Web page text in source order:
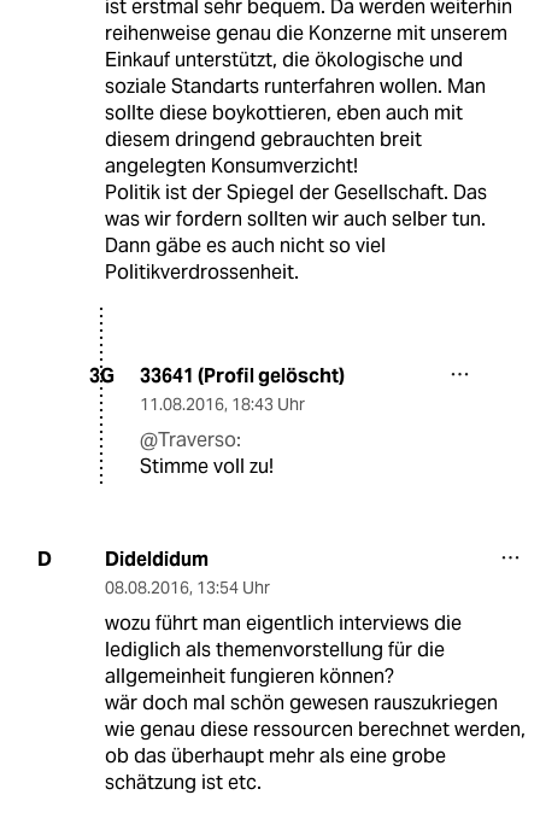
ist erstmal sehr bequem. Da werden weiterhin
reihenweise genau die Konzerne mit unserem
Einkauf unterstützt, die ökologische und
soziale Standarts runterfahren wollen. Man
sollte diese boykottieren, eben auch mit
diesem dringend gebrauchten breit
angelegten Konsumverzicht!
Politik ist der Spiegel der Gesellschaft. Das
was wir fordern sollten wir auch selber tun.
Dann gäbe es auch nicht so viel
Politikverdrossenheit.
3G 33641 (Profil gelöscht)
11.08.2016, 18:43 Uhr
@Traverso:
Stimme voll zu!
D Dideldidum
08.08.2016, 13:54 Uhr
wozu führt man eigentlich interviews die
lediglich als themenvorstellung für die
allgemeinheit fungieren können?
wär doch mal schön gewesen rauszukriegen
wie genau diese ressourcen berechnet werden,
ob das überhaupt mehr als eine grobe
schätzung ist etc.